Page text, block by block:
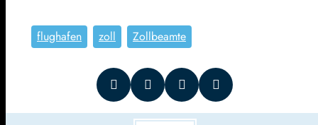
flughafen zoll Zollbeamte